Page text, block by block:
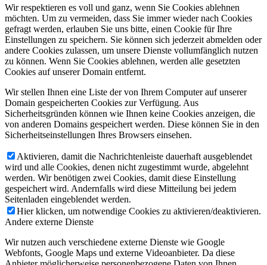
Wir respektieren es voll und ganz, wenn Sie Cookies ablehnen
möchten. Um zu vermeiden, dass Sie immer wieder nach Cookies
gefragt werden, erlauben Sie uns bitte, einen Cookie für Ihre
Einstellungen zu speichern. Sie können sich jederzeit abmelden oder
andere Cookies zulassen, um unsere Dienste vollumfänglich nutzen
zu können. Wenn Sie Cookies ablehnen, werden alle gesetzten
Cookies auf unserer Domain entfernt.
Wir stellen Ihnen eine Liste der von Ihrem Computer auf unserer
Domain gespeicherten Cookies zur Verfügung. Aus
Sicherheitsgründen können wie Ihnen keine Cookies anzeigen, die
von anderen Domains gespeichert werden. Diese können Sie in den
Sicherheitseinstellungen Ihres Browsers einsehen.
Aktivieren, damit die Nachrichtenleiste dauerhaft ausgeblendet
wird und alle Cookies, denen nicht zugestimmt wurde, abgelehnt
werden. Wir benötigen zwei Cookies, damit diese Einstellung
gespeichert wird. Andernfalls wird diese Mitteilung bei jedem
Seitenladen eingeblendet werden.
Hier klicken, um notwendige Cookies zu aktivieren/deaktivieren.
Andere externe Dienste
Wir nutzen auch verschiedene externe Dienste wie Google
Webfonts, Google Maps und externe Videoanbieter. Da diese